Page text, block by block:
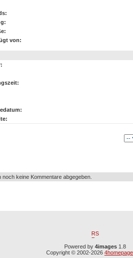
von:
noch keine Kommentare abgegeben.
Powered by 4images1.8
Copyright © 2002-2026